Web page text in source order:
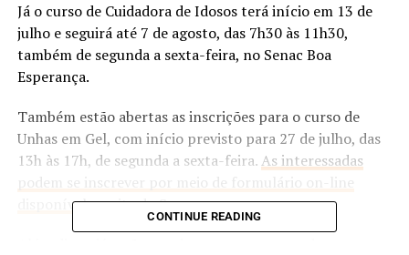
Já o curso de Cuidadora de Idosos terá início em 13 de
julho e seguirá até 7 de agosto, das 7h30 às 11h30,
também de segunda a sexta-feira, no Senac Boa
Esperança.
Também estão abertas as inscrições para o curso de
Unhas em Gel, com início previsto para 27 de julho, das
13h às 17h, de segunda a sexta-feira.As interessadas
podem se inscrever por meio de formulário on-line
disponível no site do Senac.
CONTINUE READING